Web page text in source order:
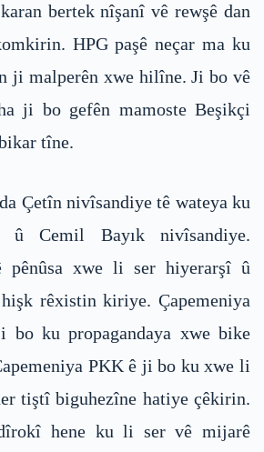
bertek nîşanî vê rewşê dan
HPG paşê neçar ma ku
ji malperên xwe hilîne. Ji bo vê
ji bo gefên mamoste Beşikçi
tîne.
Çetîn nivîsandiye tê wateya ku
û Cemil Bayık nivîsandiye.
pênûsa xwe li ser hiyerarşî û
rêxistin kiriye. Çapemeniya
bo ku propagandaya xwe bike
PKK ê ji bo ku xwe li
tiştî biguhezîne hatiye çêkirin.
hene ku li ser vê mijarê